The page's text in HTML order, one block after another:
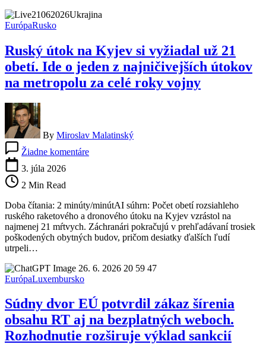
pokračujú
v
EurópaRusko
Ruský útok na Kyjev si vyžiadal už 21
obetí. Ide o jeden z najničivejších útokov
na metropolu za celé roky vojny
By Miroslav Malatinský
Žiadne komentáreRuský
vyžiadal
už
21
obetí.
jeden
najničivejších
útokov
na
metropolu
za
3. júla 2026
2 Min Read
Doba čítania: 2 minúty/minútAI súhrn: Počet obetí rozsiahleho
ruského raketového a dronového útoku na Kyjev vzrástol na
najmenej 21 mŕtvych. Záchranári pokračujú v prehľadávaní trosiek
poškodených obytných budov, pričom desiatky ďalších ľudí
utrpeli…
EurópaLuxembursko
Súdny dvor EÚ potvrdil zákaz šírenia
obsahu RT aj na bezplatných weboch.
Rozhodnutie rozširuje výklad sankcií